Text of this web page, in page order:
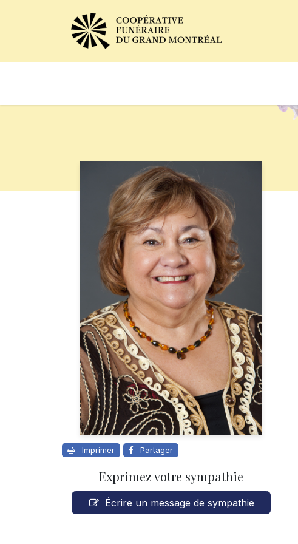
Imprimer Partager
Exprimez votre sympathie
Écrire un message de sympathie